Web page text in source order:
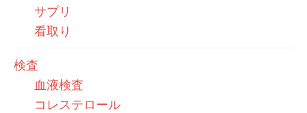
サプリ
看取り
検査
血液検査
コレステロール